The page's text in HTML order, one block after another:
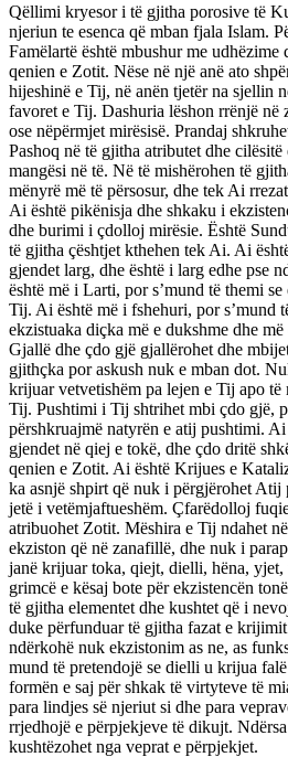
Qëllimi kryesor i të gjitha porosive të
njeriun te esenca që mban fjala Islam.
Famëlartë është mbushur me udhëzime
qenien e Zotit. Nëse në një anë ato
hijeshinë e Tij, në anën tjetër na sjellin
favoret e Tij. Dashuria lëshon rrënjë në
ose nëpërmjet mirësisë. Prandaj
Pashoq në të gjitha atributet dhe
mangësi në të. Në të mishërohen të
mënyrë më të përsosur, dhe tek Ai
Ai është pikënisja dhe shkaku i
dhe burimi i çdolloj mirësie. Është
të gjitha çështjet kthehen tek Ai. Ai
gjendet larg, dhe është i larg edhe pse
është më i Larti, por s’mund të themi
Tij. Ai është më i fshehuri, por s’mund
ekzistuaka diçka më e dukshme dhe
Gjallë dhe çdo gjë gjallërohet dhe
gjithçka por askush nuk e mban dot.
krijuar vetvetishëm pa lejen e Tij apo të
Tij. Pushtimi i Tij shtrihet mbi çdo gjë,
përshkruajmë natyrën e atij pushtimi.
gjendet në qiej e tokë, dhe çdo dritë
qenien e Zotit. Ai është Krijues e
ka asnjë shpirt që nuk i përgjërohet
jetë i vetëmjaftueshëm. Çfarëdolloj
atribuohet Zotit. Mëshira e Tij ndahet
ekziston që në zanafillë, dhe nuk i
janë krijuar toka, qiejt, dielli, hëna,
grimcë e kësaj bote për ekzistencën
të gjitha elementet dhe kushtet që i
duke përfunduar të gjitha fazat e
ndërkohë nuk ekzistonim as ne, as
mund të pretendojë se dielli u krijua
formën e saj për shkak të virtyteve të
para lindjes së njeriut si dhe para
rrjedhojë e përpjekjeve të dikujt.
kushtëzohet nga veprat e përpjekjet.